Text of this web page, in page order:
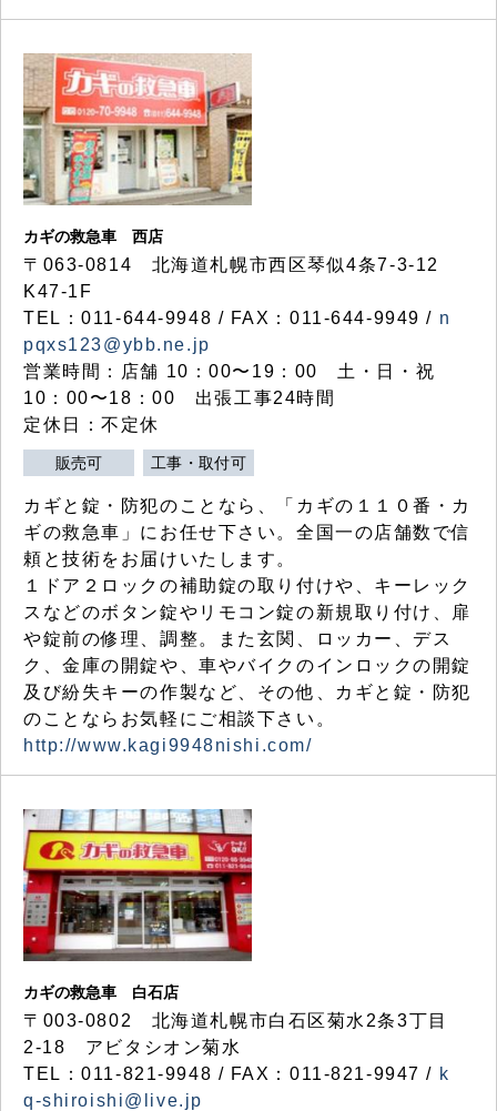
カギの救急車 西店
〒063-0814 北海道札幌市西区琴似4条7-3-12
K47-1F
TEL：011-644-9948 / FAX：011-644-9949 / n
pqxs123@ybb.ne.jp
営業時間：店舗 10：00〜19：00 土・日・祝
10：00〜18：00 出張工事24時間
定休日：不定休
販売可 工事・取付可
カギと錠・防犯のことなら、「カギの１１０番・カ
ギの救急車」にお任せ下さい。全国一の店舗数で信
頼と技術をお届けいたします。
１ドア２ロックの補助錠の取り付けや、キーレック
スなどのボタン錠やリモコン錠の新規取り付け、扉
や錠前の修理、調整。また玄関、ロッカー、デス
ク、金庫の開錠や、車やバイクのインロックの開錠
及び紛失キーの作製など、その他、カギと錠・防犯
のことならお気軽にご相談下さい。
http://www.kagi9948nishi.com/
カギの救急車 白石店
〒003-0802 北海道札幌市白石区菊水2条3丁目
2-18 アビタシオン菊水
TEL：011-821-9948 / FAX：011-821-9947 / k
q-shiroishi@live.jp